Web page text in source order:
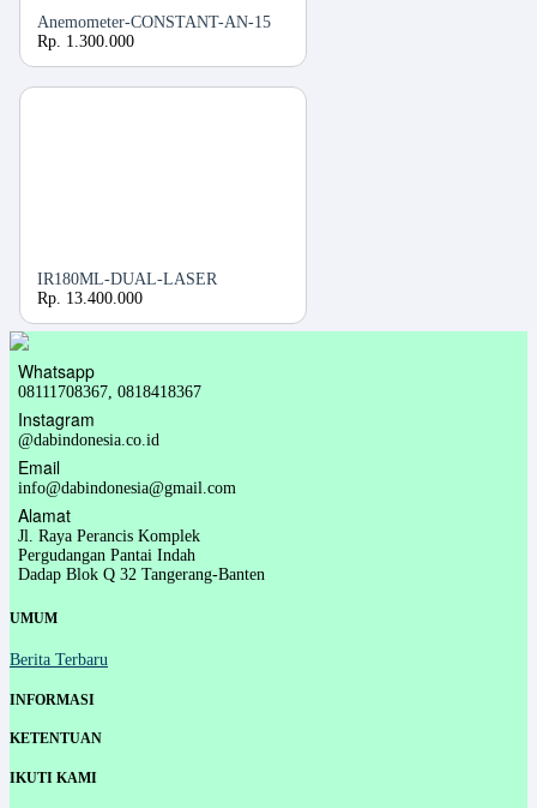
Anemometer-CONSTANT-AN-15
Rp. 1.300.000
IR180ML-DUAL-LASER
Rp. 13.400.000
Whatsapp
08111708367, 0818418367
Instagram
@dabindonesia.co.id
Email
info@dabindonesia@gmail.com
Alamat
Jl. Raya Perancis Komplek
Pergudangan Pantai Indah
Dadap Blok Q 32 Tangerang-Banten
UMUM
Berita Terbaru
INFORMASI
KETENTUAN
IKUTI KAMI